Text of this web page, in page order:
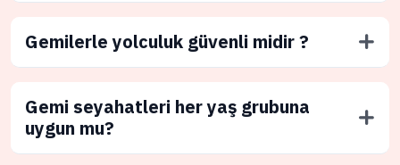
Gemilerle yolculuk güvenli midir ?
Gemi seyahatleri her yaş grubuna
uygun mu?